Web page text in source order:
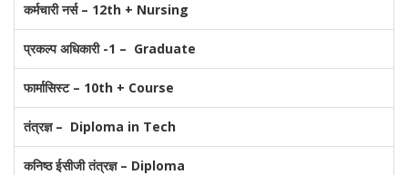
कर्मचारी नर्स – 12th + Nursing
प्रकल्प अधिकारी -1 – Graduate
फार्मासिस्ट – 10th + Course
तंत्रज्ञ – Diploma in Tech
कनिष्ठ ईसीजी तंत्रज्ञ – Diploma